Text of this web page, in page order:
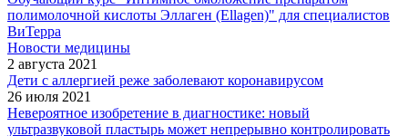
полимолочной кислоты Эллаген (Ellagen)" для специалистов
ВиТерра
Новости медицины
2 августа 2021
Дети с аллергией реже заболевают коронавирусом
26 июля 2021
Невероятное изобретение в диагностике: новый
ультразвуковой пластырь может непрерывно контролировать